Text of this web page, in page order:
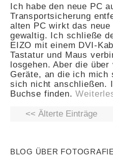
Ich habe den neue PC
Transportsicherung
alten PC wirkt das
gewaltig. Ich schließe
EIZO mit einem DVI-
Tastatur und Maus
losgehen. Aber die
Geräte, an die ich mich
sich nicht anschließen.
Buchse finden.
<< Älterte Einträge
BLOG ÜBER FOTOGRAFIE